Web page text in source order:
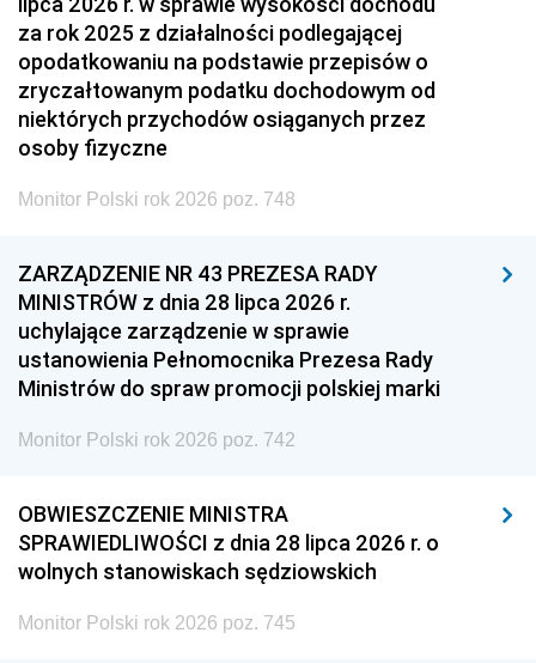
za rok 2025 z działalności podlegającej
opodatkowaniu na podstawie przepisów o
zryczałtowanym podatku dochodowym od
niektórych przychodów osiąganych przez
osoby fizyczne
Monitor Polski rok 2026 poz. 748
ZARZĄDZENIE NR 43 PREZESA RADY
MINISTRÓW z dnia 28 lipca 2026 r.
uchylające zarządzenie w sprawie
ustanowienia Pełnomocnika Prezesa Rady
Ministrów do spraw promocji polskiej marki
Monitor Polski rok 2026 poz. 742
OBWIESZCZENIE MINISTRA
SPRAWIEDLIWOŚCI z dnia 28 lipca 2026 r. o
wolnych stanowiskach sędziowskich
Monitor Polski rok 2026 poz. 745